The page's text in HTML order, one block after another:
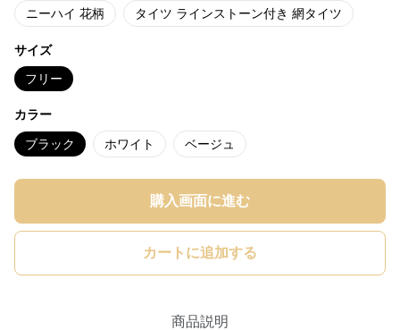
ニーハイ 花柄 タイツ ラインストーン付き 網タイツ
サイズ
フリー
カラー
ブラック ホワイト ベージュ
購入画面に進む
カートに追加する
商品説明